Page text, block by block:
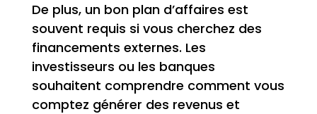
De plus, un bon plan d’affaires est
souvent requis si vous cherchez des
financements externes. Les
investisseurs ou les banques
souhaitent comprendre comment vous
comptez générer des revenus et